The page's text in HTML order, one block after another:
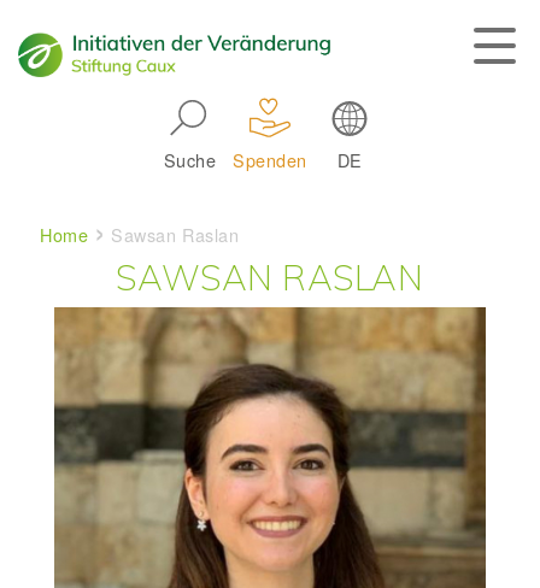
Suche Spenden DE
Breadcrumb
Home Sawsan Raslan
SAWSAN RASLAN